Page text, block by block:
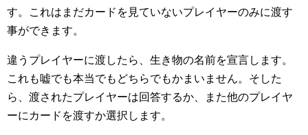
す。これはまだカードを見ていないプレイヤーのみに渡す
事ができます。
違うプレイヤーに渡したら、生き物の名前を宣言します。
これも嘘でも本当でもどちらでもかまいません。そした
ら、渡されたプレイヤーは回答するか、また他のプレイヤ
ーにカードを渡すか選択します。